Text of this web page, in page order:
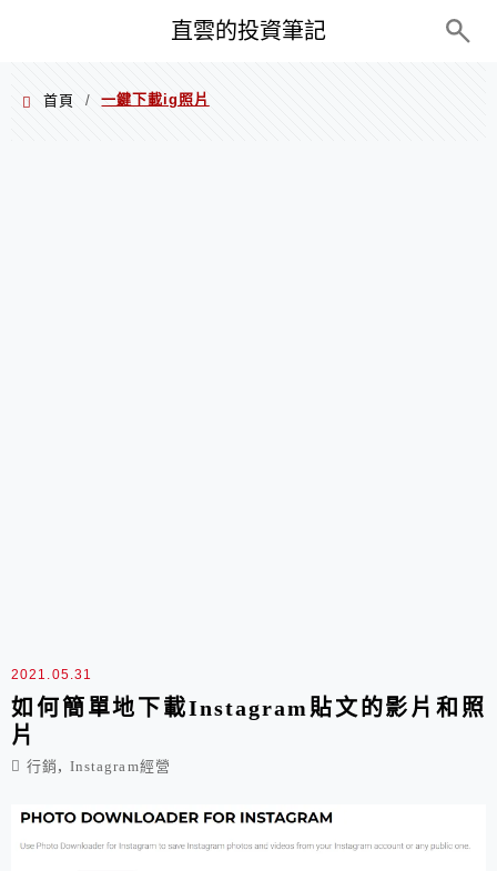
直雲的投資筆記
首頁 / 一鍵下載ig照片
2021.05.31
如何簡單地下載Instagram貼文的影片和照
片
行銷 , Instagram經營